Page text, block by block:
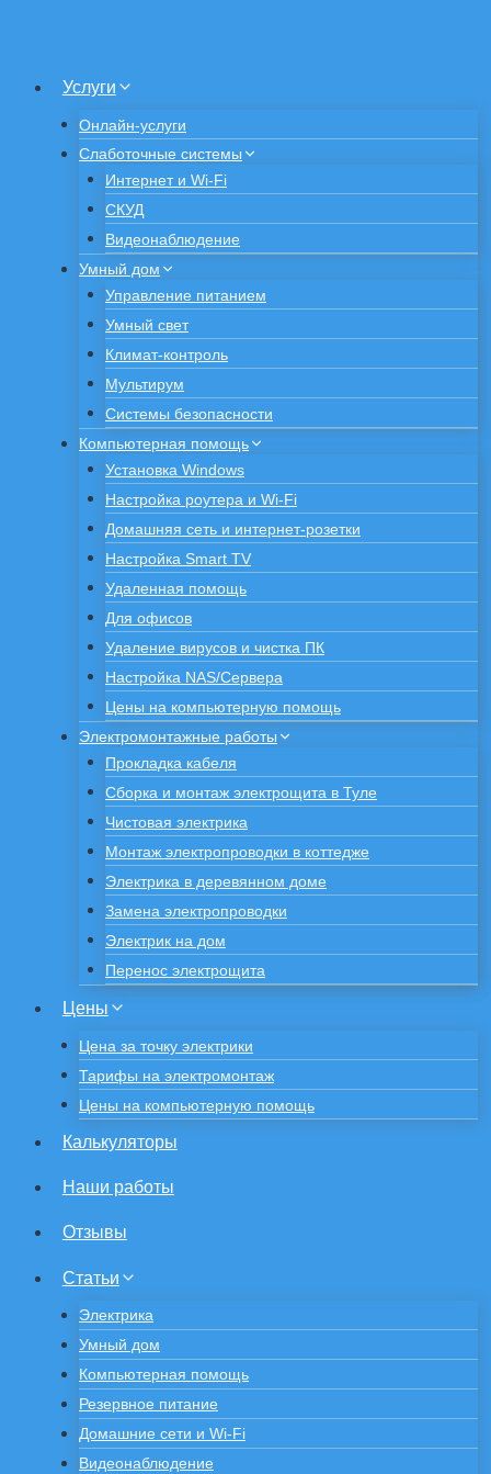
Услуги
Онлайн-услуги
Слаботочные системы
Интернет и Wi-Fi
СКУД
Видеонаблюдение
Умный дом
Управление питанием
Умный свет
Климат-контроль
Мультирум
Системы безопасности
Компьютерная помощь
Установка Windows
Настройка роутера и Wi-Fi
Домашняя сеть и интернет-розетки
Настройка Smart TV
Удаленная помощь
Для офисов
Удаление вирусов и чистка ПК
Настройка NAS/Сервера
Цены на компьютерную помощь
Электромонтажные работы
Прокладка кабеля
Сборка и монтаж электрощита в Туле
Чистовая электрика
Монтаж электропроводки в коттедже
Электрика в деревянном доме
Замена электропроводки
Электрик на дом
Перенос электрощита
Цены
Цена за точку электрики
Тарифы на электромонтаж
Цены на компьютерную помощь
Калькуляторы
Наши работы
Отзывы
Статьи
Электрика
Умный дом
Компьютерная помощь
Резервное питание
Домашние сети и Wi-Fi
Видеонаблюдение